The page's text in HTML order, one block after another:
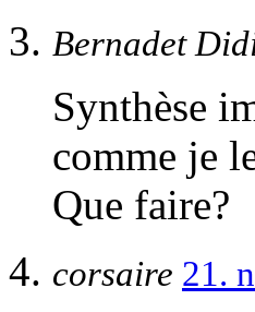
Bernadet
Synthèse
comme je
Que faire?
corsaire 21.